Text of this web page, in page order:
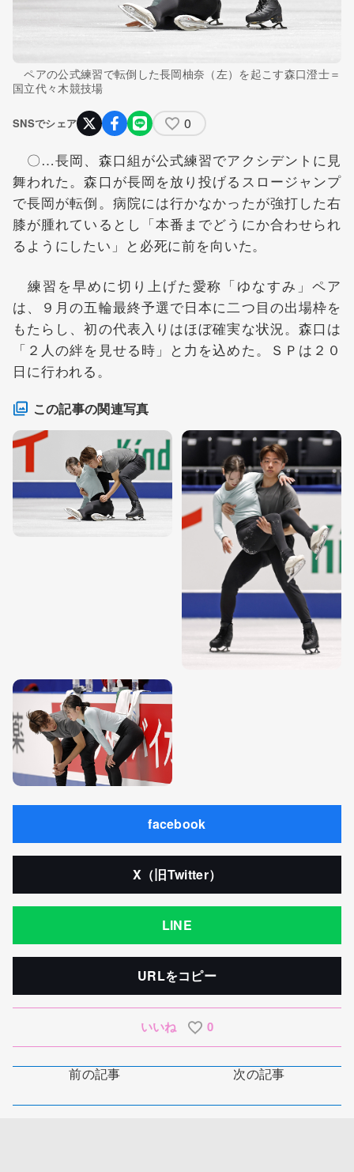
ペアの公式練習で転倒した長岡柚奈（左）を起こす森口澄士＝
国立代々木競技場
SNSでシェア 0
〇…長岡、森口組が公式練習でアクシデントに見
舞われた。森口が長岡を放り投げるスロージャンプ
で長岡が転倒。病院には行かなかったが強打した右
膝が腫れているとし「本番までどうにか合わせられ
るようにしたい」と必死に前を向いた。
練習を早めに切り上げた愛称「ゆなすみ」ペア
は、９月の五輪最終予選で日本に二つ目の出場枠を
もたらし、初の代表入りはほぼ確実な状況。森口は
「２人の絆を見せる時」と力を込めた。ＳＰは２０
日に行われる。
この記事の関連写真
facebook
X（旧Twitter）
LINE
URLをコピー
いいね 0
前の記事 次の記事